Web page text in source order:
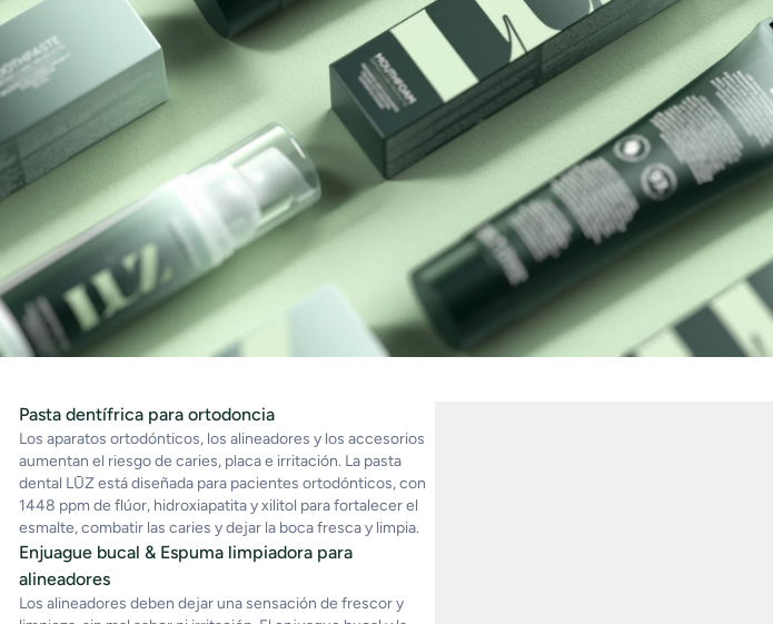
Pasta dentífrica para ortodoncia
Los aparatos ortodónticos, los alineadores y los accesorios
aumentan el riesgo de caries, placa e irritación. La pasta
dental LŪZ está diseñada para pacientes ortodónticos, con
1448 ppm de flúor, hidroxiapatita y xilitol para fortalecer el
esmalte, combatir las caries y dejar la boca fresca y limpia.
Enjuague bucal & Espuma limpiadora para
alineadores
Los alineadores deben dejar una sensación de frescor y